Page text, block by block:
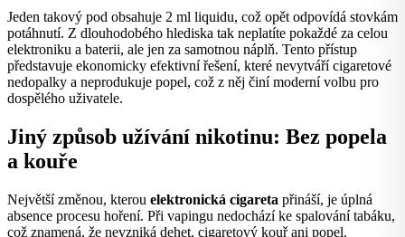
Jeden takový pod obsahuje 2 ml liquidu, což opět odpovídá stovkám
potáhnutí. Z dlouhodobého hlediska tak neplatíte pokaždé za celou
elektroniku a baterii, ale jen za samotnou náplň. Tento přístup
představuje ekonomicky efektivní řešení, které nevytváří cigaretové
nedopalky a neprodukuje popel, což z něj činí moderní volbu pro
dospělého uživatele.
Jiný způsob užívání nikotinu: Bez popela
a kouře
Největší změnou, kterou elektronická cigareta přináší, je úplná
absence procesu hoření. Při vapingu nedochází ke spalování tabáku,
což znamená, že nevzniká dehet, cigaretový kouř ani popel.